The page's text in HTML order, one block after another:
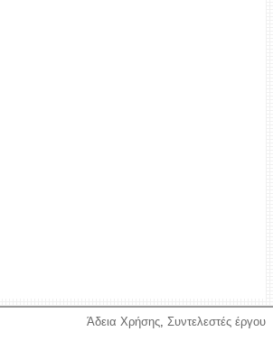
Άδεια Χρήσης, Συντελεστές έργου